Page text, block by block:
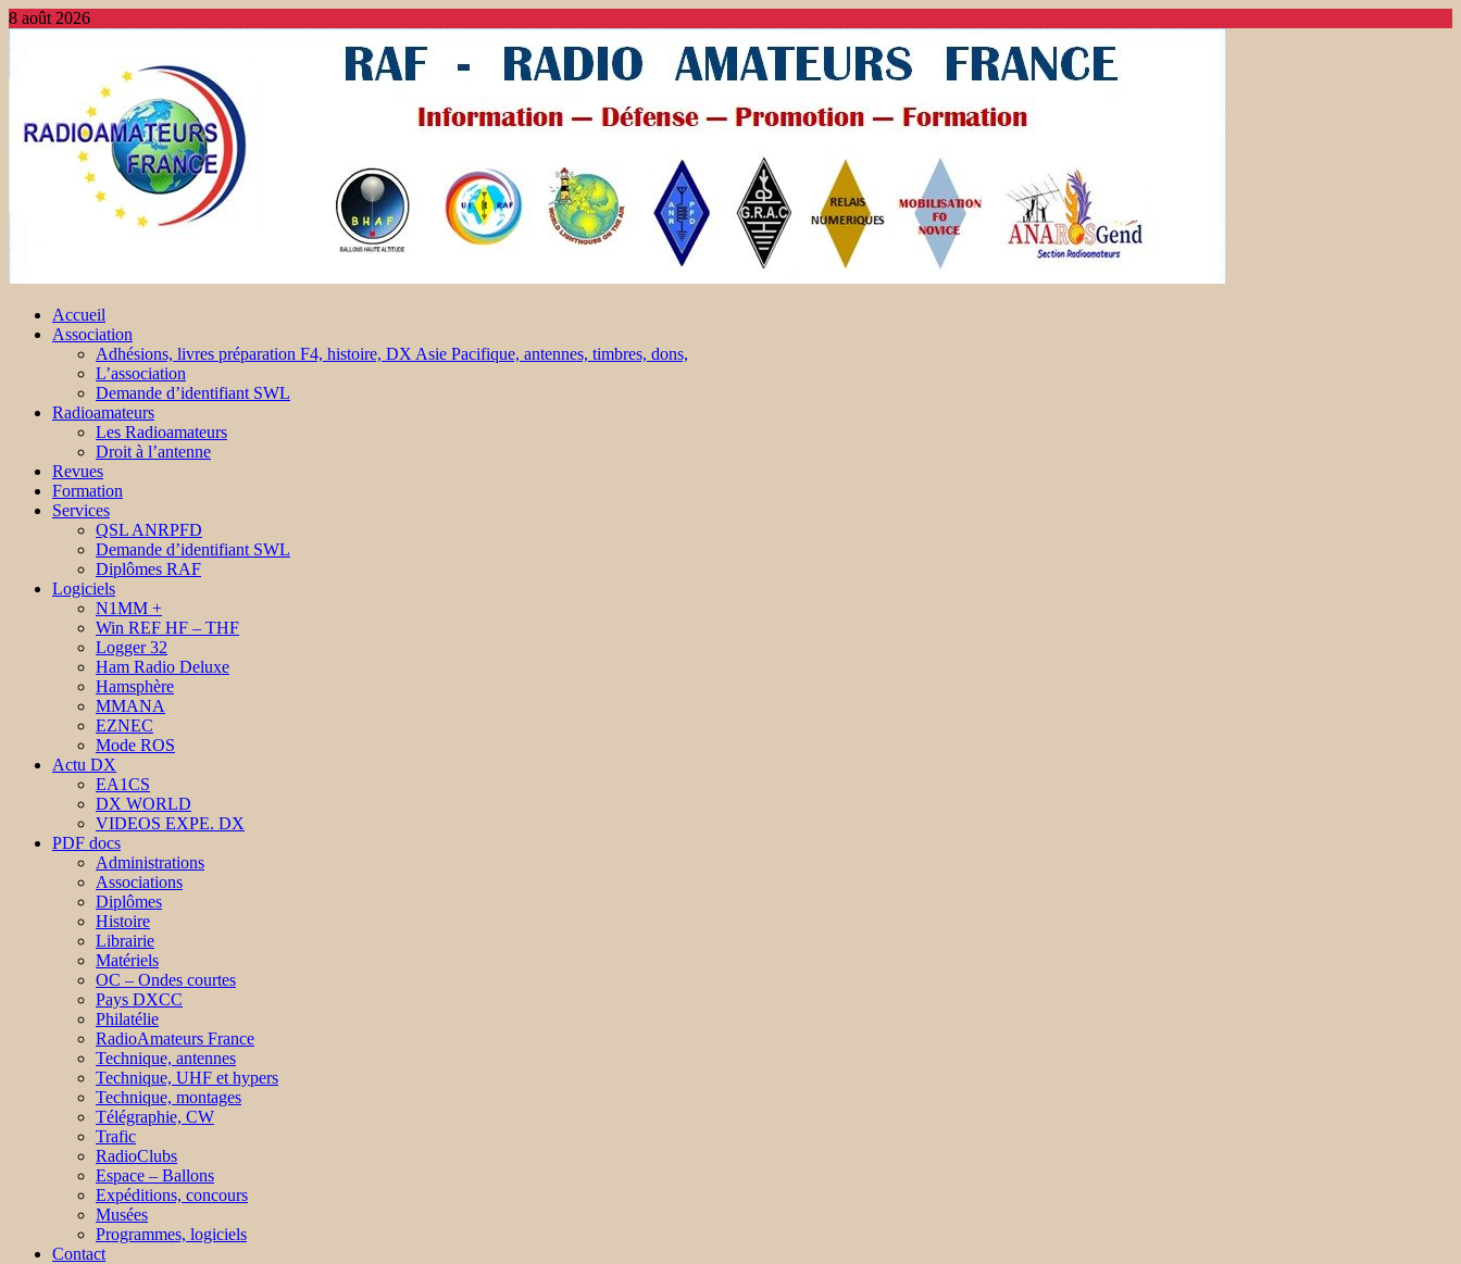
8 août 2026
Accueil
Association
Adhésions, livres préparation F4, histoire, DX Asie Pacifique, antennes, timbres, dons,
L’association
Demande d’identifiant SWL
Radioamateurs
Les Radioamateurs
Droit à l’antenne
Revues
Formation
Services
QSL ANRPFD
Demande d’identifiant SWL
Diplômes RAF
Logiciels
N1MM +
Win REF HF – THF
Logger 32
Ham Radio Deluxe
Hamsphère
MMANA
EZNEC
Mode ROS
Actu DX
EA1CS
DX WORLD
VIDEOS EXPE. DX
PDF docs
Administrations
Associations
Diplômes
Histoire
Librairie
Matériels
OC – Ondes courtes
Pays DXCC
Philatélie
RadioAmateurs France
Technique, antennes
Technique, UHF et hypers
Technique, montages
Télégraphie, CW
Trafic
RadioClubs
Espace – Ballons
Expéditions, concours
Musées
Programmes, logiciels
Contact